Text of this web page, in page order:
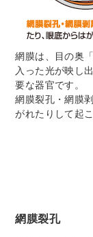
網膜は、目の奥
入った光が映し
要な器官です。
網膜裂孔・網膜
がれたりして起
網膜裂孔